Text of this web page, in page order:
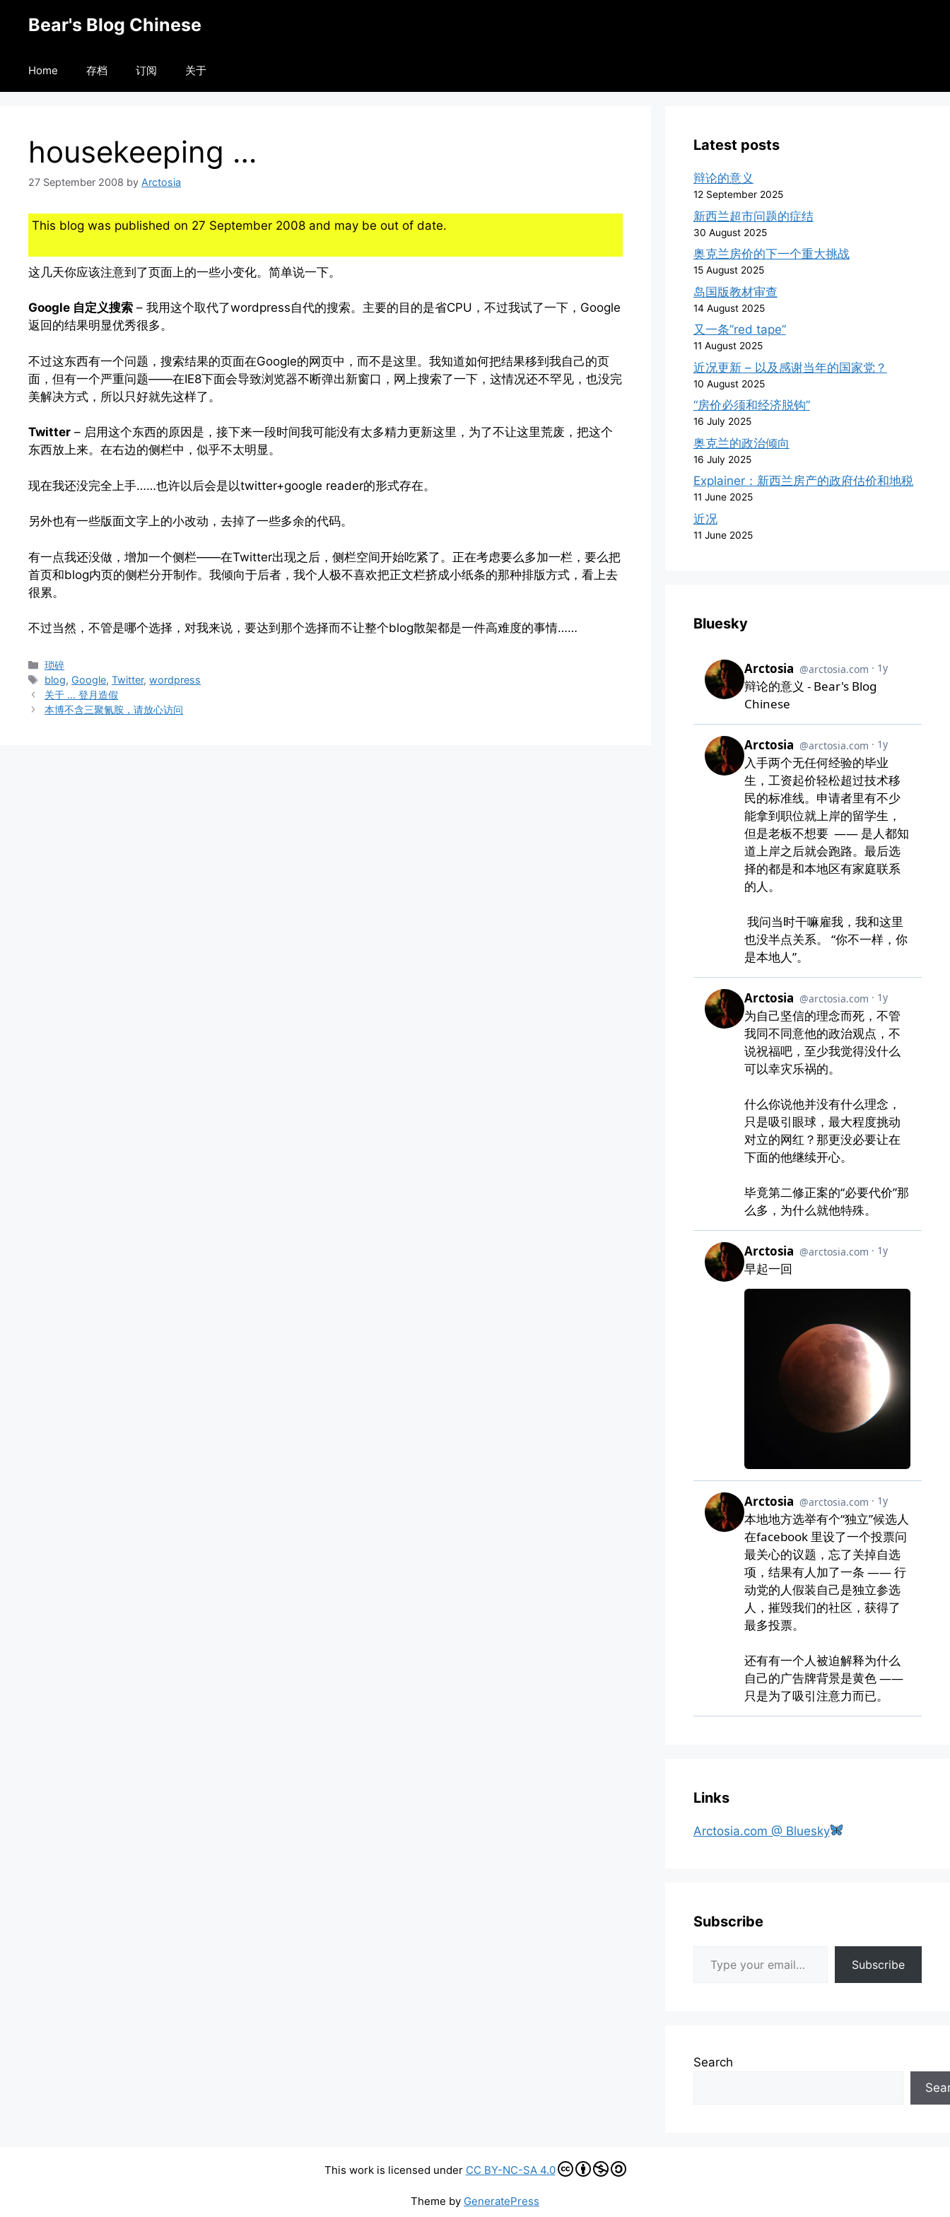
Bear's Blog Chinese
Home 存档 订阅 关于
housekeeping …
27 September 2008 by Arctosia
This blog was published on 27 September 2008 and may be out of date.
这几天你应该注意到了页面上的一些小变化。简单说一下。
Google 自定义搜索 – 我用这个取代了wordpress自代的搜索。主要的目的是省CPU，不过我试了一下，Google
返回的结果明显优秀很多。
不过这东西有一个问题，搜索结果的页面在Google的网页中，而不是这里。我知道如何把结果移到我自己的页
面，但有一个严重问题——在IE8下面会导致浏览器不断弹出新窗口，网上搜索了一下，这情况还不罕见，也没完
美解决方式，所以只好就先这样了。
Twitter – 启用这个东西的原因是，接下来一段时间我可能没有太多精力更新这里，为了不让这里荒废，把这个
东西放上来。在右边的侧栏中，似乎不太明显。
现在我还没完全上手……也许以后会是以twitter+google reader的形式存在。
另外也有一些版面文字上的小改动，去掉了一些多余的代码。
有一点我还没做，增加一个侧栏——在Twitter出现之后，侧栏空间开始吃紧了。正在考虑要么多加一栏，要么把
首页和blog内页的侧栏分开制作。我倾向于后者，我个人极不喜欢把正文栏挤成小纸条的那种排版方式，看上去
很累。
不过当然，不管是哪个选择，对我来说，要达到那个选择而不让整个blog散架都是一件高难度的事情……
Categories
琐碎
Tags
blog, Google,Twitter,wordpress
关于 … 登月造假
本博不含三聚氰胺，请放心访问
Latest posts
辩论的意义
12 September 2025
新西兰超市问题的症结
30 August 2025
奥克兰房价的下一个重大挑战
15 August 2025
岛国版教材审查
14 August 2025
又一条”red tape”
11 August 2025
近况更新 – 以及感谢当年的国家党？
10 August 2025
“房价必须和经济脱钩”
16 July 2025
奥克兰的政治倾向
16 July 2025
Explainer：新西兰房产的政府估价和地税
11 June 2025
近况
11 June 2025
Bluesky
Links
Arctosia.com @ Bluesky
Subscribe
Subscribe
Search
This work is licensed under CC BY-NC-SA 4.0
Theme by GeneratePress